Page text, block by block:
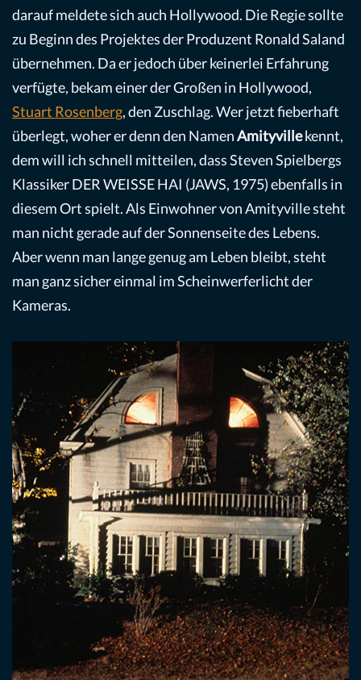
darauf meldete sich auch Hollywood. Die Regie sollte
zu Beginn des Projektes der Produzent Ronald Saland
übernehmen. Da er jedoch über keinerlei Erfahrung
verfügte, bekam einer der Großen in Hollywood,
Stuart Rosenberg, den Zuschlag. Wer jetzt fieberhaft
überlegt, woher er denn den NamenAmityvillekennt,
dem will ich schnell mitteilen, dass Steven Spielbergs
Klassiker DER WEISSE HAI (JAWS, 1975) ebenfalls in
diesem Ort spielt. Als Einwohner von Amityville steht
man nicht gerade auf der Sonnenseite des Lebens.
Aber wenn man lange genug am Leben bleibt, steht
man ganz sicher einmal im Scheinwerferlicht der
Kameras.